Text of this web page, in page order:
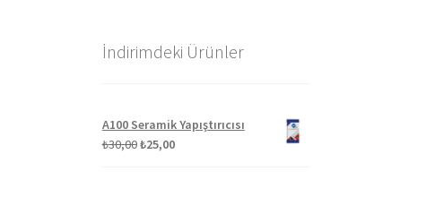
İndirimdeki Ürünler
A100 Seramik Yapıştırıcısı
₺30,00Orijinal
₺25,00Şu